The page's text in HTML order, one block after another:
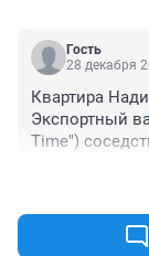
Гость
28 декабря
Квартира
Экспортный
Time")
молока (ему
тому же Надя